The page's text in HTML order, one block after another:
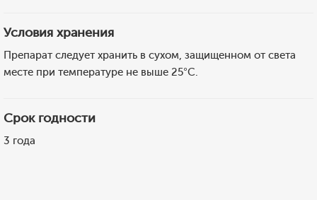
Условия хранения
Препарат следует хранить в сухом, защищенном от света
месте при температуре не выше 25°С.
Срок годности
3 года